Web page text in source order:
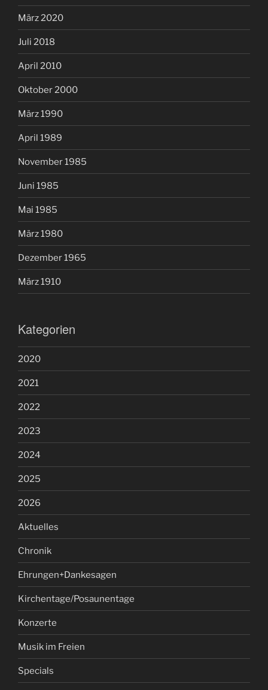
März 2020
Juli 2018
April 2010
Oktober 2000
März 1990
April 1989
November 1985
Juni 1985
Mai 1985
März 1980
Dezember 1965
März 1910
Kategorien
2020
2021
2022
2023
2024
2025
2026
Aktuelles
Chronik
Ehrungen+Dankesagen
Kirchentage/Posaunentage
Konzerte
Musik im Freien
Specials